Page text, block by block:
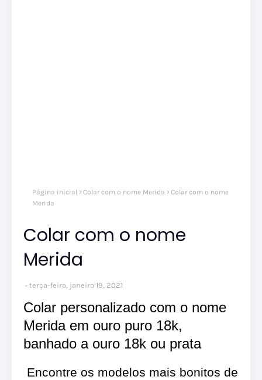
Página inicial Colar com o nome Merida
Colar com o nome
Merida
Colar com o nome
Merida
terça-feira, janeiro 19, 2021
Colar personalizado com o nome
Merida em ouro puro 18k,
banhado a ouro 18k ou prata
Encontre os modelos mais bonitos de